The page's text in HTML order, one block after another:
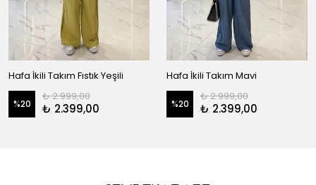
Hafa İkili Takım Fıstık Yeşili
%20
₺ 2.999,00
₺ 2.399,00
Hafa İkili Takım Mavi
%20
₺ 2.999,00
₺ 2.399,00